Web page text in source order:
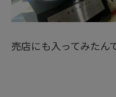
売店にも入ってみたん